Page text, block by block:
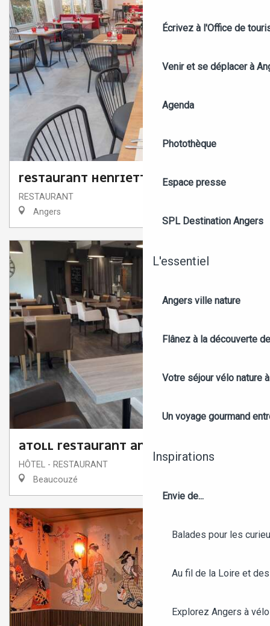
Écrivez à l'Office de
Venir et se déplacer à
Agenda
Photothèque
Espace presse
SPL Destination Angers
L'essentiel
Angers ville nature
Flânez à la découverte
Votre séjour vélo nature
Un voyage gourmand
Inspirations
Envie de...
Balades pour les
Au fil de la Loire et
Explorez Angers à vélo
RESTAURANT HENRIETTE
RESTAURANT
Angers
ATOLL RESTAURANT ANGERS BEAUCOUZÉ
HÔTEL - RESTAURANT
Beaucouzé